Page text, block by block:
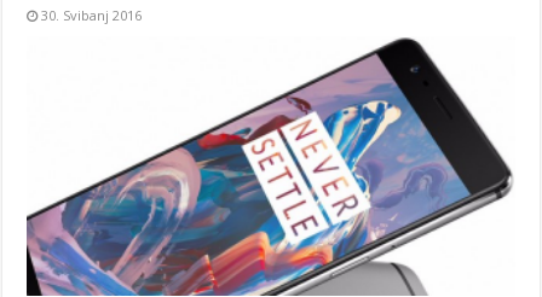
30. Svibanj 2016